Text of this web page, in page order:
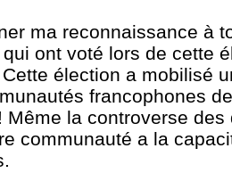
ma reconnaissance à
ont voté lors de cette
élection a mobilisé
francophones
Même la controverse des
communauté a la